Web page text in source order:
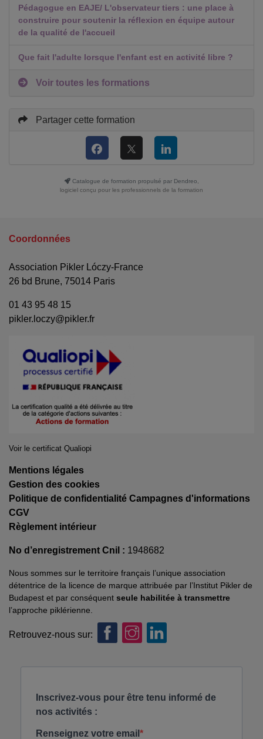
Pédagogue en EAJE/ L'observateur tiers : une place à
construire pour soutenir la réflexion en équipe autour
de la qualité de l'accueil
Que fait l'adulte lorsque l'enfant est en activité libre ?
Voir toutes les formations
Partager cette formation
Catalogue de formation propulsé par Dendreo,
logiciel conçu pour les professionnels de la formation
Coordonnées
Association Pikler Lóczy-France
26 bd Brune, 75014 Paris
01 43 95 48 15
pikler.loczy@pikler.fr
Voir le certificat Qualiopi
Mentions légales
Gestion des cookies
Politique de confidentialité Campagnes d'informations
CGV
Règlement intérieur
No d’enregistrement Cnil : 1948682
Nous sommes sur le territoire français l’unique association
détentrice de la licence de marque attribuée par l’Institut Pikler de
Budapest et par conséquent seule habilitée à transmettre
l’approche piklérienne.
Retrouvez-nous sur: